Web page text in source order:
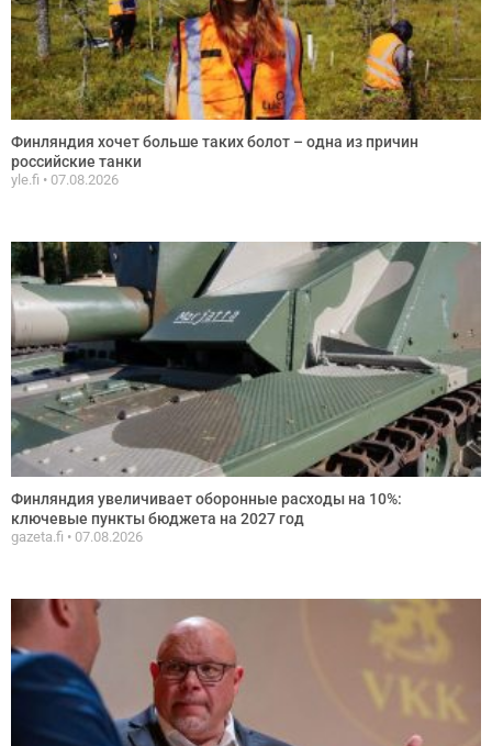
Финляндия хочет больше таких болот – одна из причин
российские танки
yle.fi 07.08.2026
Финляндия увеличивает оборонные расходы на 10%:
ключевые пункты бюджета на 2027 год
gazeta.fi 07.08.2026